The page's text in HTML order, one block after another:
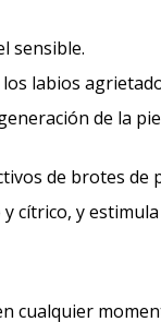
sensible.
labios
de la
de brotes de
cítrico, y
cualquier